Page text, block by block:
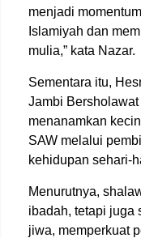
menjadi
Islamiyah dan
mulia,” kata Nazar.
Sementara itu,
Jambi
menanamkan
SAW melalui
kehidupan sehari-
Menurutnya,
ibadah, tetapi juga
jiwa, memperkuat